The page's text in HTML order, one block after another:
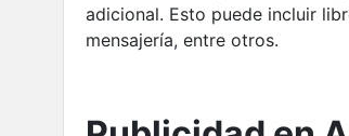
adicional. Esto puede incluir
mensajería, entre otros.